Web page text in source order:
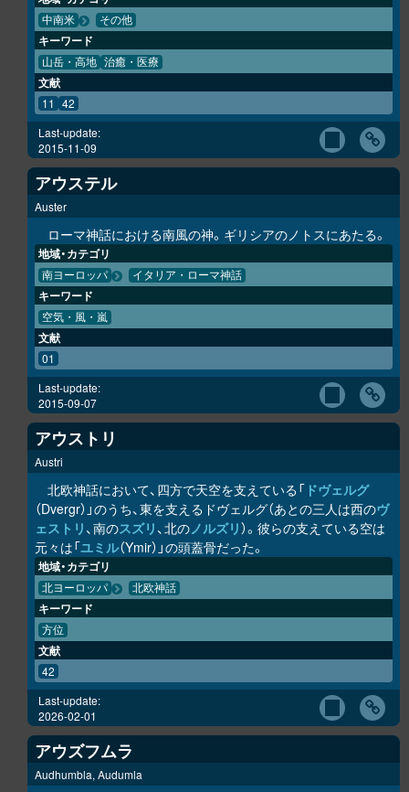
中南米 その他
キーワード
山岳・高地 治癒・医療
文献
11 42
Last-update:
2015-11-09
アウステル
Auster
ローマ神話における南風の神。ギリシアのノトスにあたる。
地域・カテゴリ
南ヨーロッパ イタリア・ローマ神話
キーワード
空気・風・嵐
文献
01
Last-update:
2015-09-07
アウストリ
Austri
北欧神話において、四方で天空を支えている「 ドヴェルグ
（Dvergr）」のうち、東を支えるドヴェルグ（あとの三人は西のヴ
ェストリ 、南のスズリ 、北のノルズリ）。彼らの支えている空は
元々は「ユミル（Ymir）」の頭蓋骨だった。
地域・カテゴリ
北ヨーロッパ 北欧神話
キーワード
方位
文献
42
Last-update:
2026-02-01
アウズフムラ
Audhumbla, Audumla